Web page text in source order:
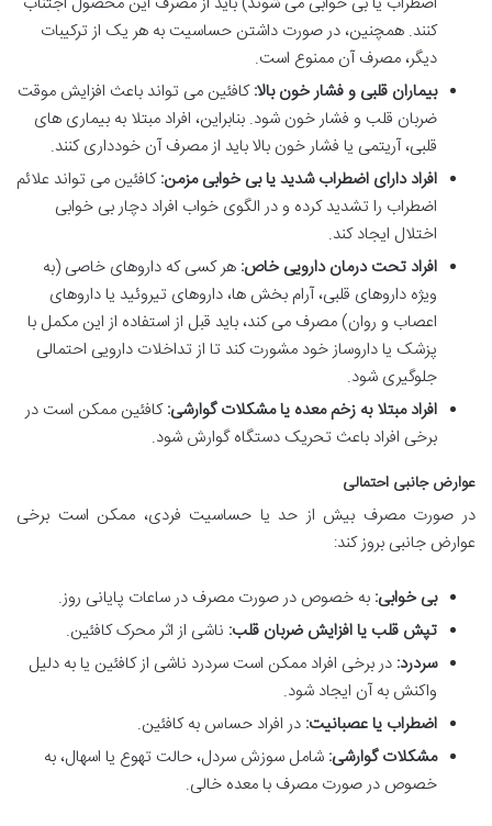
کنند. همچنین، در صورت داشتن حساسیت به هر یک از ترکیبات
دیگر، مصرف آن ممنوع است.
بیماران قلبی و فشار خون بالا:کافئین می تواند باعث افزایش موقت
ضربان قلب و فشار خون شود. بنابراین، افراد مبتلا به بیماری های
قلبی، آریتمی یا فشار خون بالا باید از مصرف آن خودداری کنند.
افراد دارای اضطراب شدید یا بی خوابی مزمن:کافئین می تواند علائم
اضطراب را تشدید کرده و در الگوی خواب افراد دچار بی خوابی
اختلال ایجاد کند.
افراد تحت درمان دارویی خاص: هر کسی که داروهای خاصی (به
ویژه داروهای قلبی، آرام بخش ها، داروهای تیروئید یا داروهای
اعصاب و روان) مصرف می کند، باید قبل از استفاده از این مکمل با
پزشک یا داروساز خود مشورت کند تا از تداخلات دارویی احتمالی
جلوگیری شود.
افراد مبتلا به زخم معده یا مشکلات گوارشی:کافئین ممکن است در
برخی افراد باعث تحریک دستگاه گوارش شود.
عوارض جانبی احتمالی
در صورت مصرف بیش از حد یا حساسیت فردی، ممکن است برخی
عوارض جانبی بروز کند:
بی خوابی: به خصوص در صورت مصرف در ساعات پایانی روز.
تپش قلب یا افزایش ضربان قلب: ناشی از اثر محرک کافئین.
سردرد: در برخی افراد ممکن است سردرد ناشی از کافئین یا به دلیل
واکنش به آن ایجاد شود.
اضطراب یا عصبانیت: در افراد حساس به کافئین.
مشکلات گوارشی: شامل سوزش سردل، حالت تهوع یا اسهال، به
خصوص در صورت مصرف با معده خالی.